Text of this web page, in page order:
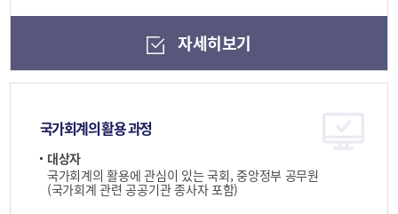
자세히보기
국가회계의 활용 과정
대상자
국가회계의 활용에 관심이 있는 국회, 중앙정부 공무원
(국가회계 관련 공공기관 종사자 포함)